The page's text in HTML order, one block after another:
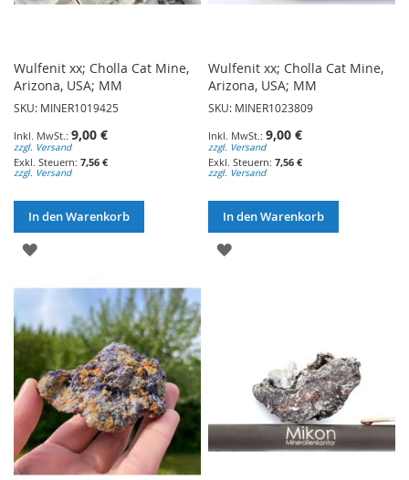
Wulfenit xx; Cholla Cat Mine,
Arizona, USA; MM
SKU: MINER1019425
9,00 €
zzgl. Versand
7,56 €
zzgl. Versand
In den Warenkorb
ZUR
HINZUFÜGEN
Wulfenit xx; Cholla Cat Mine,
Arizona, USA; MM
SKU: MINER1023809
9,00 €
zzgl. Versand
7,56 €
zzgl. Versand
In den Warenkorb
ZUR